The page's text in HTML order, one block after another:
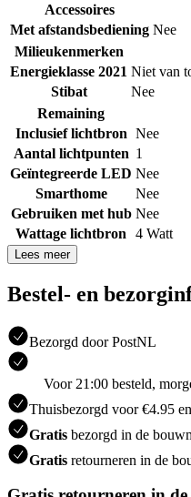
Accessoires
Met afstandsbediening Nee
Milieukenmerken
Energieklasse 2021 Niet van
Stibat
Nee
Remaining
Inclusief lichtbron Nee
Aantal lichtpunten 1
Geïntegreerde LED Nee
Smarthome
Nee
Gebruiken met hub Nee
Wattage lichtbron
4 Watt
Lees meer
Bestel- en
Bezorgd door PostNL
Voor 21:00 besteld,
Thuisbezorgd voor €4.95
Gratis bezorgd in de
Gratis retourneren in de